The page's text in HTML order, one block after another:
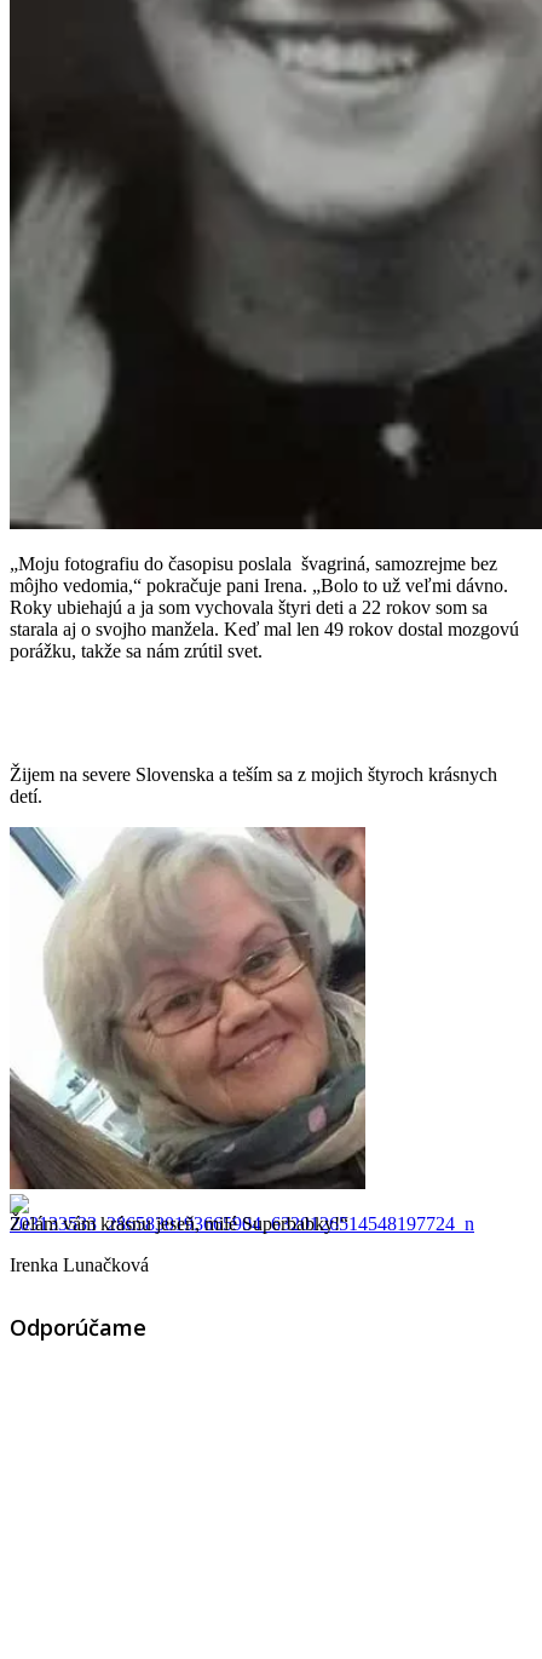
„Moju fotografiu do časopisu poslala švagriná, samozrejme bez
môjho vedomia,“ pokračuje pani Irena. „Bolo to už veľmi dávno.
Roky ubiehajú a ja som vychovala štyri deti a 22 rokov som sa
starala aj o svojho manžela. Keď mal len 49 rokov dostal mozgovú
porážku, takže sa nám zrútil svet.
Žijem na severe Slovenska a teším sa z mojich štyroch krásnych
detí.
Želám vám krásnu jeseň, milé Superbabky!“
Irenka Lunačková
Odporúčame